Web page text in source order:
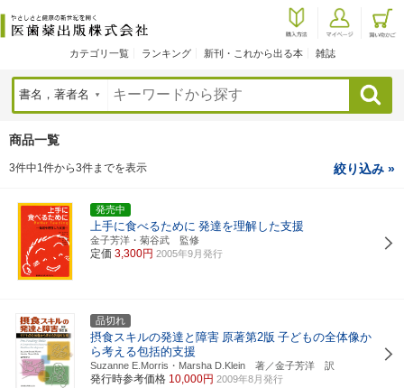
カテゴリ一覧 ランキング 新刊・これから出る本 雑誌
検索
商品一覧
3件中1件から3件までを表示 絞り込み »
発売中
上手に食べるために 発達を理解した支援
金子芳洋・菊谷武 監修
定価 3,300円 2005年9月発行
品切れ
摂食スキルの発達と障害 原著第2版 子どもの全体像か
ら考える包括的支援
Suzanne E.Morris・Marsha D.Klein 著／金子芳洋 訳
発行時参考価格 10,000円 2009年8月発行